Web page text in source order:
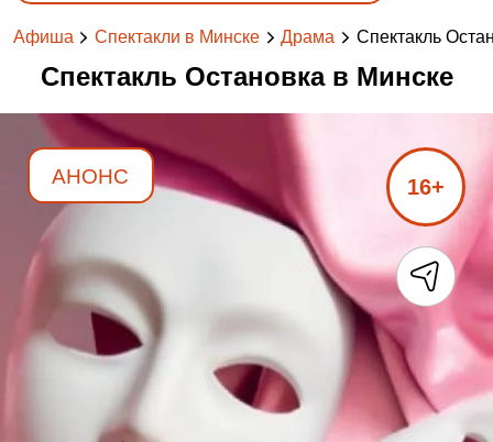
Афиша Спектакли в Минске Драма Спектакль
Спектакль Остановка в Минске
АНОНС 16+